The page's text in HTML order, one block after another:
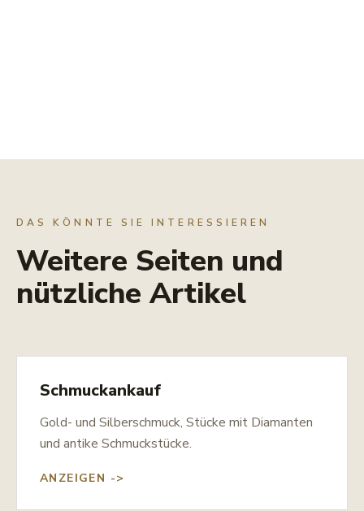
DAS KÖNNTE SIE INTERESSIEREN
Weitere Seiten und
nützliche Artikel
Schmuckankauf
Gold- und Silberschmuck, Stücke mit Diamanten
und antike Schmuckstücke.
ANZEIGEN ->